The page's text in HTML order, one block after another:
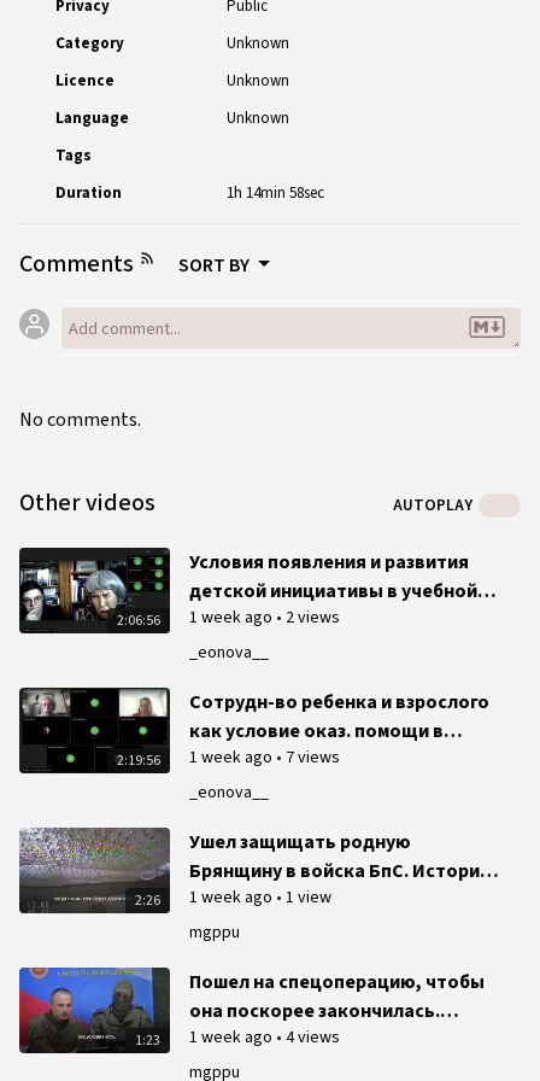
Privacy
Public
Category
Unknown
Licence
Unknown
Language
Unknown
Tags
Duration
1h 14min 58sec
Comments SORT BY
No comments.
Other videos AUTOPLAY
2:06:56
_eonova__
Условия появления и развития
детской инициативы в учебной
деятельности
1 week ago • 2 views
2:19:56
_eonova__
Сотрудн-во ребенка и взрослого
как условие оказ. помощи в
преодолении учеб. трудностей
рефлексивно-деятельностный
1 week ago • 7 views
2:26
mgppu
Ушел защищать родную
Брянщину в войска БпС. История
Павла Бабинецкого
1 week ago • 1 view
1:23
mgppu
Пошел на спецоперацию, чтобы
она поскорее закончилась.
История Дмитрия Михайлова
1 week ago • 4 views